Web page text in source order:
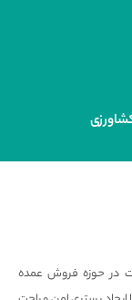
در حوزه فروش عمده